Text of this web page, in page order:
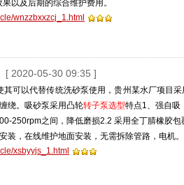
以及后期的综合维护费用。
wnzzbxxzcj_1.html
[ 2020-05-30 09:35 ]
其可以代替传统洗砂泵使用，贵州某水厂项目
绕。吸砂泵采用凸轮转子泵选型特点1、强自吸
250rpm之间，降低磨损2.2 采用全丁腈橡胶
装，在线维护地面安装，无需拆除管路，电机
xsbyyjs_1.html